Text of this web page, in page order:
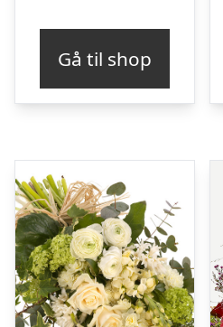
Gå til shop